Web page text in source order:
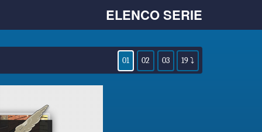
ELENCO SERIE
01 02 03 19 ⤵